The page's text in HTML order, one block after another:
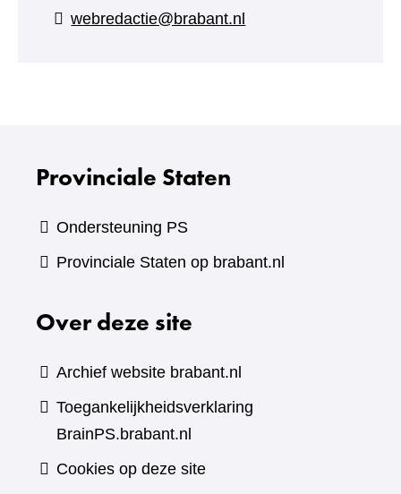
naar
webredactie@brabant.nl
Provinciale Staten
Ondersteuning PS
Provinciale Staten op brabant.nl
Over deze site
Archief website brabant.nl
Toegankelijkheidsverklaring
BrainPS.brabant.nl
Cookies op deze site